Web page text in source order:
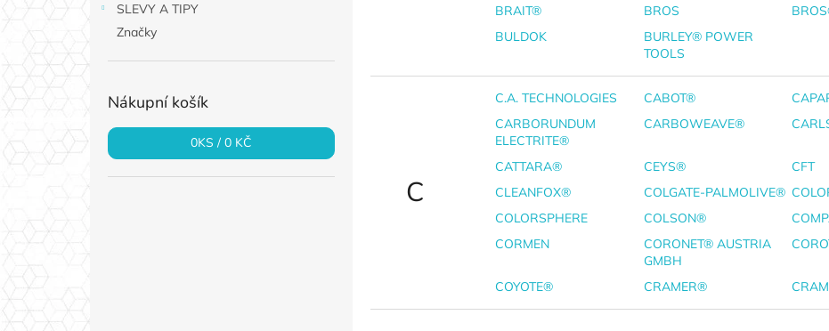
SLEVY A TIPY
Značky
Nákupní košík
0KS /0 KČ
BRAIT®
BROS
BULDOK
BURLEY® POWER
TOOLS
C
C.A. TECHNOLOGIES CABOT®
CARBORUNDUM
ELECTRITE®
CARBOWEAVE®
CATTARA® CEYS® CFT
CLEANFOX®
COLGATE-PALMOLIVE®
COLORSPHERE
COLSON®
CORMEN
CORONET® AUSTRIA
GMBH
COYOTE® CRAMER®